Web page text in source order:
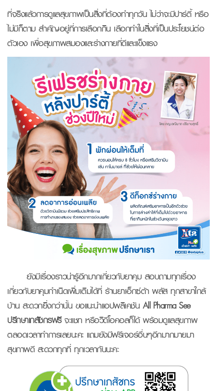
ที่จริงแล้วการดูแลสุขภาพเป็นสิ่งที่ต้องทำทุกวัน ไม่ว่าจะมีปาร์ตี้ หรือ
ไม่มีก็ตาม สำคัญอยู่ที่การเลือกกิน เลือกทำในสิ่งที่เป็นประโยชน์ต่อ
ตัวเอง เพื่อสุขภาพสมองและร่างกายที่ดีและแข็งแรง
ยังมีเรื่องราวน่ารู้อีกมากเกี่ยวกับยาคุม สอบถามทุกเรื่อง
เกี่ยวกับยาคุมกำเนิดเพิ่มเติมได้ที่ ร้านยาเอ็กซ์ต้า พลัส ทุกสาขาใกล้
บ้าน สะดวกยิ่งกว่านั้น ขอแนะนำแอปพลิเคชันAll Pharma See
ปรึกษาเภสัชกรฟรีจะแชท หรือวิดีโอคอลก็ได้ พร้อมดูแลสุขภาพ
ตลอดเวลาทำการเลยนะคะ แถมยังมีฟรีเจอร์อื่นๆอีกมากมายมา
สุขภาพดี สะดวกทุกที่ ทุกเวลากันนะคะ